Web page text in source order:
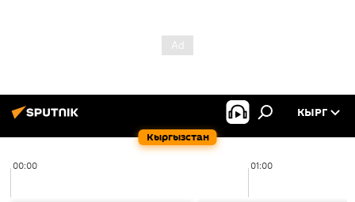
Кыргызстан
КЫРГ
00:00 01:00